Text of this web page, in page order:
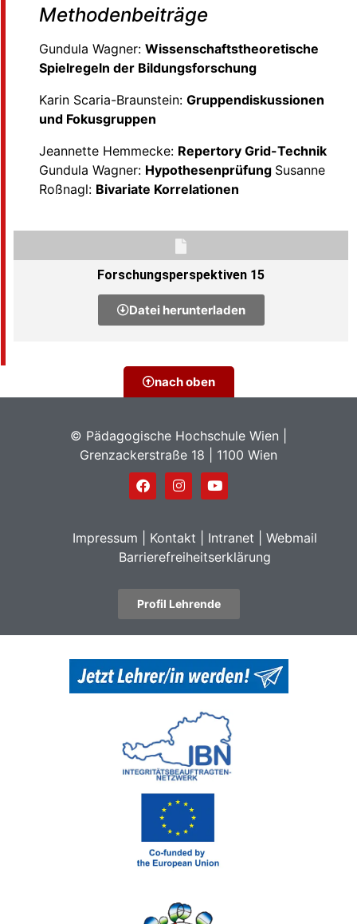
Methodenbeiträge
Gundula Wagner: Wissenschaftstheoretische
Spielregeln der Bildungsforschung
Karin Scaria-Braunstein: Gruppendiskussionen
und Fokusgruppen
Jeannette Hemmecke: Repertory Grid-Technik
Gundula Wagner: Hypothesenprüfung Susanne
Roßnagl: Bivariate Korrelationen
Forschungsperspektiven 15
Datei herunterladen
nach oben
© Pädagogische Hochschule Wien |
Grenzackerstraße 18 | 1100 Wien
Impressum Kontakt Intranet
Webmail
Barrierefreiheitserklärung
Profil Lehrende